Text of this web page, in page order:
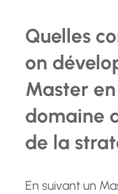
Quelles
on
Master
domaine
de la
En suivant un